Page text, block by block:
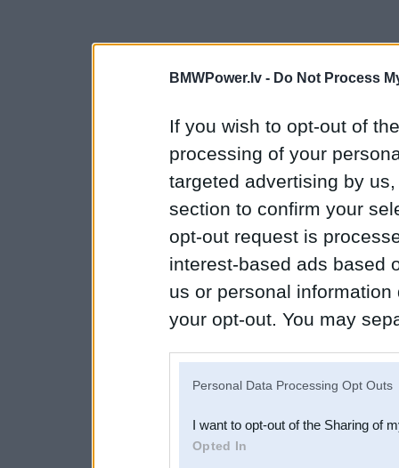
BMWPower.lv - Do Not Process
If you wish to opt-out of
processing of your
targeted advertising by
section to confirm your
opt-out request is
interest-based ads based
us or personal
your opt-out. You may
Downstream Participants
third parties.
Personal Data Processing Opt Outs
I want to opt-out of the Sharing of
Opted In